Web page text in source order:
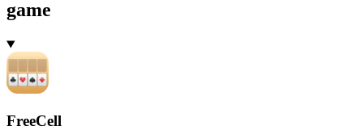
game
FreeCell